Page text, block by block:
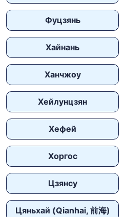
Фуцзянь
Хайнань
Ханчжоу
Хейлунцзян
Хефей
Хоргос
Цзянсу
Цяньхай (Qianhai, 前海)